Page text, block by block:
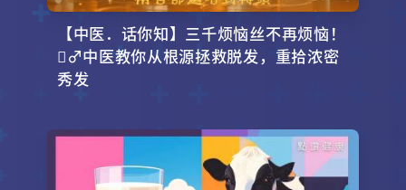
【中医．话你知】三千烦恼丝不再烦恼！
‍♂️中医教你从根源拯救脱发，重拾浓密
秀发